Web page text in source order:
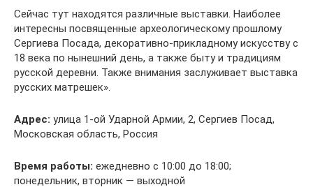
Сейчас тут находятся различные выставки. Наиболее
интересны посвященные археологическому прошлому
Сергиева Посада, декоративно-прикладному искусству с
18 века по нынешний день, а также быту и традициям
русской деревни. Также внимания заслуживает выставка
русских матрешек».
Адрес: улица 1-ой Ударной Армии, 2, Сергиев Посад,
Московская область, Россия
Время работы: ежедневно с 10:00 до 18:00;
понедельник, вторник — выходной